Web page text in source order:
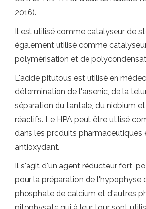
2016).
Il est utilisé comme catalyseur de
également utilisé comme
polymérisation et de
L'acide pitutous est utilisé en
détermination de l'arsenic, de la
séparation du tantale, du niobium
réactifs. Le HPA peut être utilisé
dans les produits pharmaceutiques
antioxydant.
Il s'agit d'un agent réducteur fort,
pour la préparation de l'hypophyse
phosphate de calcium et d'autres
pitophysate qui à leur tour sont